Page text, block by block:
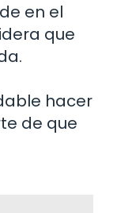
en el
que
hacer
de que